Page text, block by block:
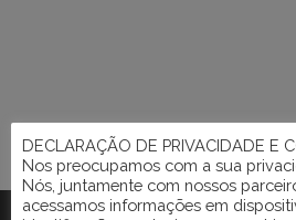
DECLARAÇÃO DE PRIVACIDADE E
Nos preocupamos com a sua
Nós, juntamente com nossos
acessamos informações em